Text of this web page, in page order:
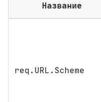
Название
req.URL.Scheme